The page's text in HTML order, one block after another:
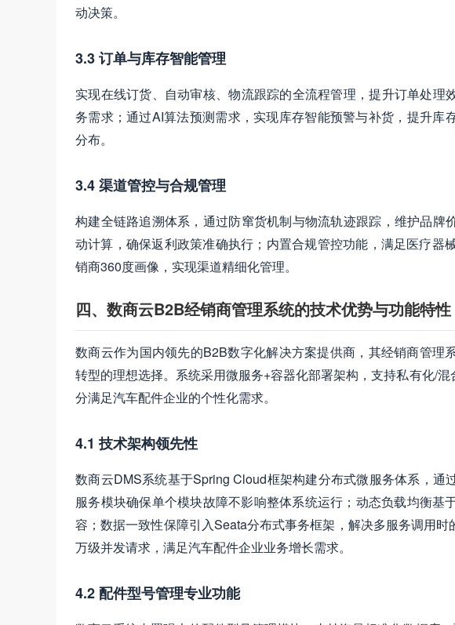
动决策。
3.3 订单与库存智能管理
实现在线订货、自动审核、物流跟踪的全流程管理，提升订单处
务需求；通过AI算法预测需求，实现库存智能预警与补货，提升
分布。
3.4 渠道管控与合规管理
构建全链路追溯体系，通过防窜货机制与物流轨迹跟踪，维护品牌
动计算，确保返利政策准确执行；内置合规管控功能，满足医疗器
销商360度画像，实现渠道精细化管理。
四、数商云B2B经销商管理系统的技术优势与功能特性
数商云作为国内领先的B2B数字化解决方案提供商，其经销商管理
转型的理想选择。系统采用微服务+容器化部署架构，支持私有化/
分满足汽车配件企业的个性化需求。
4.1 技术架构领先性
数商云DMS系统基于Spring Cloud框架构建分布式微服务体系，
服务模块确保单个模块故障不影响整体系统运行；动态负载均衡
容；数据一致性保障引入Seata分布式事务框架，解决多服务调用
万级并发请求，满足汽车配件企业业务增长需求。
4.2 配件型号管理专业功能